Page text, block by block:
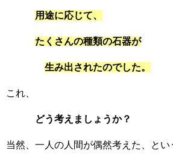
用途に応じて、
たくさんの種類の石器が
生み出されたのでした。
これ、
どう考えましょうか？
当然、一人の人間が偶然考えた、とい